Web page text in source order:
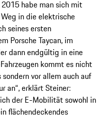
2015 habe man sich mit
in die elektrische
seines ersten
Porsche Taycan, im
dann endgültig in eine
kommt es nicht
vor allem auch auf
an“, erklärt Steiner:
der E-Mobilität sowohl in
flächendeckendes